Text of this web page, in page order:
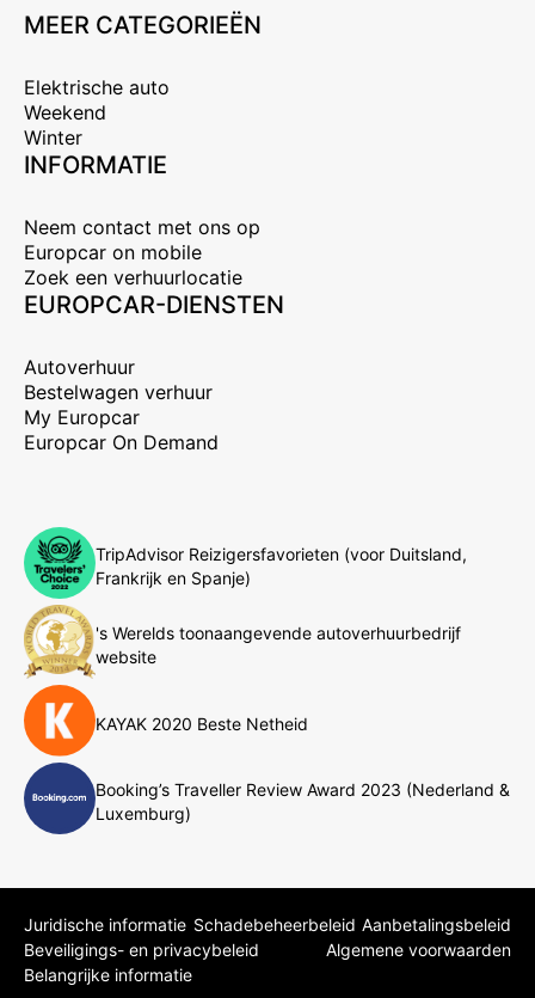
MEER CATEGORIEËN
Elektrische auto
Weekend
Winter
INFORMATIE
Neem contact met ons op
Europcar on mobile
Zoek een verhuurlocatie
EUROPCAR-DIENSTEN
Autoverhuur
Bestelwagen verhuur
My Europcar
Europcar On Demand
TripAdvisor Reizigersfavorieten (voor Duitsland,
Frankrijk en Spanje)
's Werelds toonaangevende autoverhuurbedrijf
website
KAYAK 2020 Beste Netheid
Booking’s Traveller Review Award 2023 (Nederland &
Luxemburg)
Juridische informatie Schadebeheerbeleid Aanbetalingsbeleid
Beveiligings- en privacybeleid
Algemene voorwaarden
Belangrijke informatie